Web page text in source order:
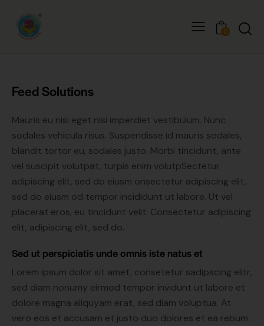
0
Feed Solutions
Mauris eu nisi eget nisi imperdiet vestibulum. Nunc
sodales vehicula risus. Suspendisse id mauris sodales,
blandit tortor eu, sodales justo. Morbi tincidunt, ante
vel suscipit volutpat, turpis enim volutpSectetur
adipiscing elit, sed do eiusm onsectetur adipiscing elit,
sed do eiusm od tempor incididunt ut labore. Ut vel
placerat eros, eu tincidunt velit. Consectetur adipiscing
elit, adipiscing elit, sed do.
Sed ut perspiciatis unde omnis iste natus et
Lorem ipsum dolor sit amet, consetetur sadipscing elitr,
sed diam nonumy eirmod tempor invidunt ut labore et
dolore magna aliquyam erat, sed diam voluptua. At
vero eos et accusam et justo duo dolores et ea rebum.